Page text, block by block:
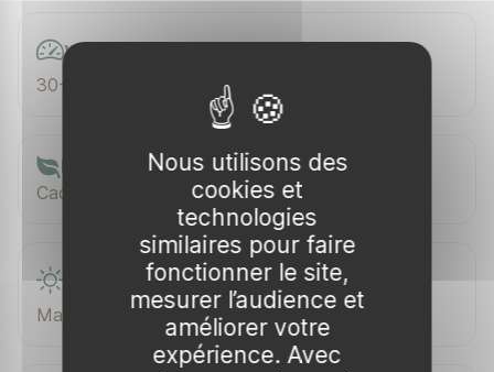
Vitesse de croissance
30-50 cm/an
Feuillage
Caduc
Mars–Avril
Nous utilisons des
cookies et
technologies
similaires pour faire
fonctionner le site,
mesurer l’audience et
améliorer votre
expérience. Avec